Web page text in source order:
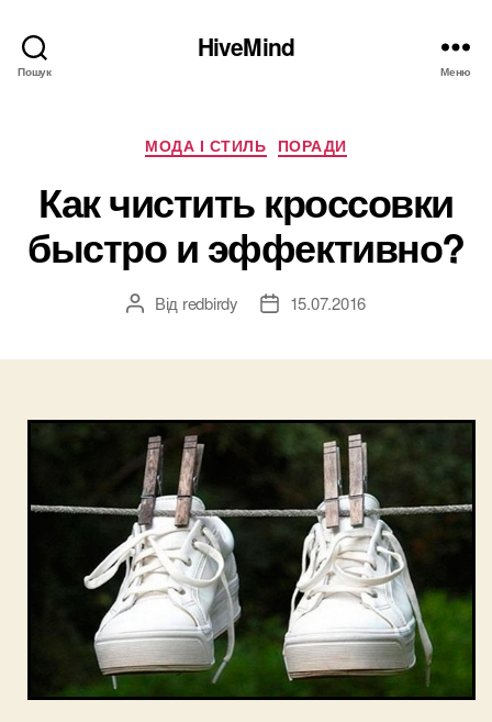
Пошук
HiveMind
Меню
Категорії
МОДА І СТИЛЬ ПОРАДИ
Как чистить кроссовки
быстро и эффективно?
Автор
Від redbirdy
Дата15.07.2016